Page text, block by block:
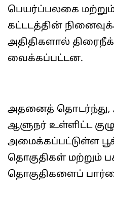
பெயர்ப்பலகை மற்றும்
கட்டடத்தின்
அதிதிகளால்
வைக்கப்பட்டன.
அதனைத் தொடர்ந்து,
ஆளுநர் உள்ளிட்ட
அமைக்கப்பட்டுள்ள
தொகுதிகள் மற்றும்
தொகுதிகளைப்